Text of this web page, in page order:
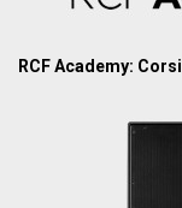
RCF Academy: